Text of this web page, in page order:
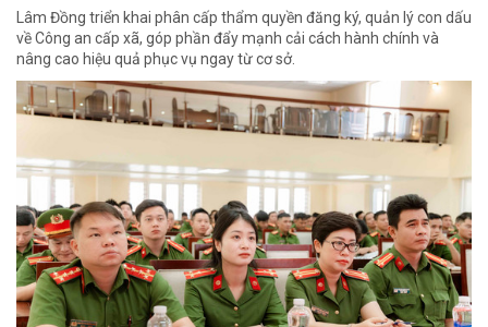
Lâm Đồng triển khai phân cấp thẩm quyền đăng ký, quản lý con dấu
về Công an cấp xã, góp phần đẩy mạnh cải cách hành chính và
nâng cao hiệu quả phục vụ ngay từ cơ sở.